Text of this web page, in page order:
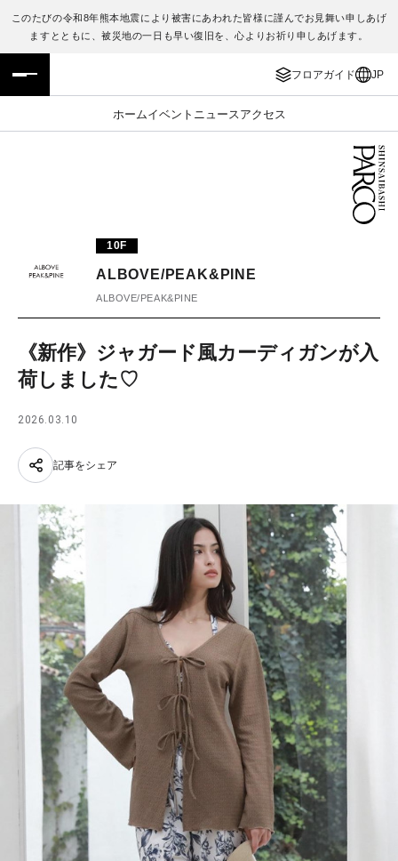
このたびの令和8年熊本地震により被害にあわれた皆様に謹んでお見舞い申しあげ
ますとともに、被災地の一日も早い復旧を、心よりお祈り申しあげます。
フロアガイド JP
ホームイベント ニュース アクセス
フロアガイド
施設案内・アクセス
TAX FREE
ENGLISH
繁体字
日本語
10F
ALBOVE/PEAK&PINE
ALBOVE/PEAK&PINE
《新作》ジャガード風カーディガンが入
荷しました♡
2026.03.10
記事をシェア